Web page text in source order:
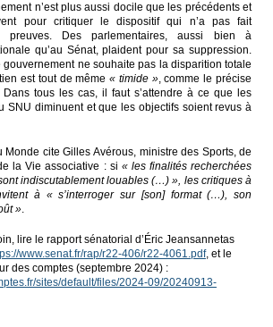
n’est plus aussi docile que les précédents et
pour critiquer le dispositif qui n’a pas fait
preuves. Des parlementaires, aussi bien à
qu’au Sénat, plaident pour sa suppression.
gouvernement ne souhaite pas la disparition totale
est tout de même« timide », comme le précise
Dans tous les cas, il faut s’attendre à ce que les
SNU diminuent et que les objectifs soient revus à
Monde cite Gilles Avérous, ministre des Sports, de
la Vie associative : si « les finalités recherchées
indiscutablement louables (…) », les critiques à
à « s’interroger sur [son] format (…), son
».
lire le rapport sénatorial d’Éric Jeansannetas
www.senat.fr/rap/r22-406/r22-4061.pdf, et le
des comptes (septembre 2024) :
sites/default/files/2024-09/20240913-